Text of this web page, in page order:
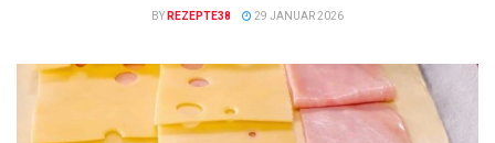
BY REZEPTE38 29 JANUAR 2026